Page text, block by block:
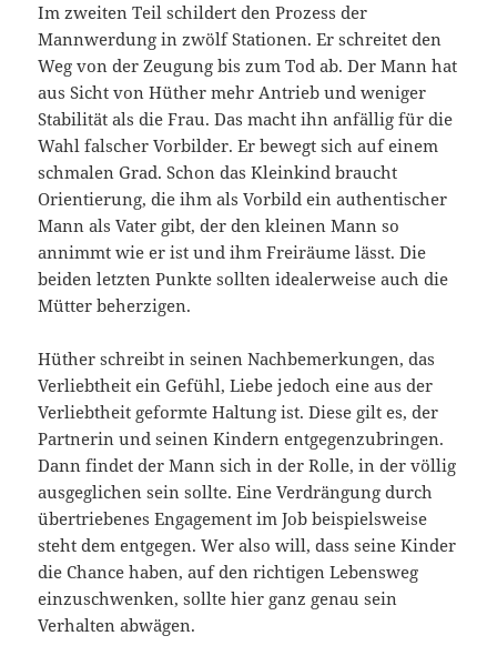
Im zweiten Teil schildert den Prozess der
Mannwerdung in zwölf Stationen. Er schreitet den
Weg von der Zeugung bis zum Tod ab. Der Mann hat
aus Sicht von Hüther mehr Antrieb und weniger
Stabilität als die Frau. Das macht ihn anfällig für die
Wahl falscher Vorbilder. Er bewegt sich auf einem
schmalen Grad. Schon das Kleinkind braucht
Orientierung, die ihm als Vorbild ein authentischer
Mann als Vater gibt, der den kleinen Mann so
annimmt wie er ist und ihm Freiräume lässt. Die
beiden letzten Punkte sollten idealerweise auch die
Mütter beherzigen.
Hüther schreibt in seinen Nachbemerkungen, das
Verliebtheit ein Gefühl, Liebe jedoch eine aus der
Verliebtheit geformte Haltung ist. Diese gilt es, der
Partnerin und seinen Kindern entgegenzubringen.
Dann findet der Mann sich in der Rolle, in der völlig
ausgeglichen sein sollte. Eine Verdrängung durch
übertriebenes Engagement im Job beispielsweise
steht dem entgegen. Wer also will, dass seine Kinder
die Chance haben, auf den richtigen Lebensweg
einzuschwenken, sollte hier ganz genau sein
Verhalten abwägen.